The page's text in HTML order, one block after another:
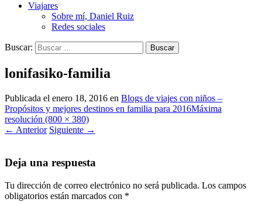
Viajares
Sobre mí, Daniel Ruiz
Redes sociales
Buscar:
lonifasiko-familia
Publicada el enero 18, 2016 en Blogs de viajes con niños –
Propósitos y mejores destinos en familia para 2016Máxima
resolución (800 × 380)
← Anterior Siguiente →
Deja una respuesta
Tu dirección de correo electrónico no será publicada. Los campos
obligatorios están marcados con *